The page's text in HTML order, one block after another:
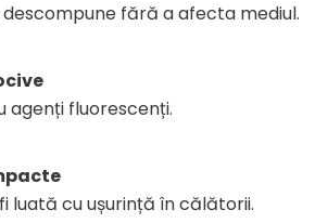
fără a afecta mediul.
agenți fluorescenți.
luată cu ușurință în călătorii.